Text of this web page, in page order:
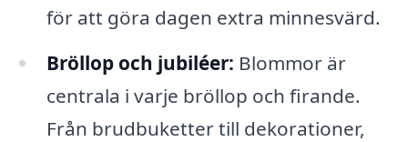
för att göra dagen extra minnesvärd.
Bröllop och jubiléer: Blommor är
centrala i varje bröllop och firande.
Från brudbuketter till dekorationer,